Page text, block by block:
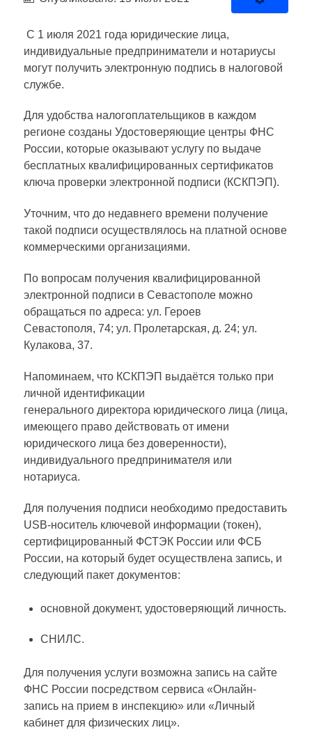
С 1 июля 2021 года юридические лица,
индивидуальные предприниматели и нотариусы
могут получить электронную подпись в налоговой
службе.
Для удобства налогоплательщиков в каждом
регионе созданы Удостоверяющие центры ФНС
России, которые оказывают услугу по выдаче
бесплатных квалифицированных сертификатов
ключа проверки электронной подписи (КСКПЭП).
Уточним, что до недавнего времени получение
такой подписи осуществлялось на платной основе
коммерческими организациями.
По вопросам получения квалифицированной
электронной подписи в Севастополе можно
обращаться по адреса: ул. Героев
Севастополя, 74; ул. Пролетарская, д. 24; ул.
Кулакова, 37.
Напоминаем, что КСКПЭП выдаётся только при
личной идентификации
генерального директора юридического лица (лица,
имеющего право действовать от имени
юридического лица без доверенности),
индивидуального предпринимателя или
нотариуса.
Для получения подписи необходимо предоставить
USB-носитель ключевой информации (токен),
сертифицированный ФСТЭК России или ФСБ
России, на который будет осуществлена запись, и
следующий пакет документов:
основной документ, удостоверяющий личность.
СНИЛС.
Для получения услуги возможна запись на сайте
ФНС России посредством сервиса «Онлайн-
запись на прием в инспекцию» или «Личный
кабинет для физических лиц».